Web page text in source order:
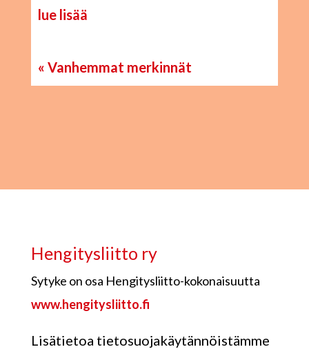
lue lisää
« Vanhemmat merkinnät
Hengitysliitto ry
Sytyke on osa Hengitysliitto-kokonaisuutta
www.hengitysliitto.fi
Lisätietoa tietosuojakäytännöistämme